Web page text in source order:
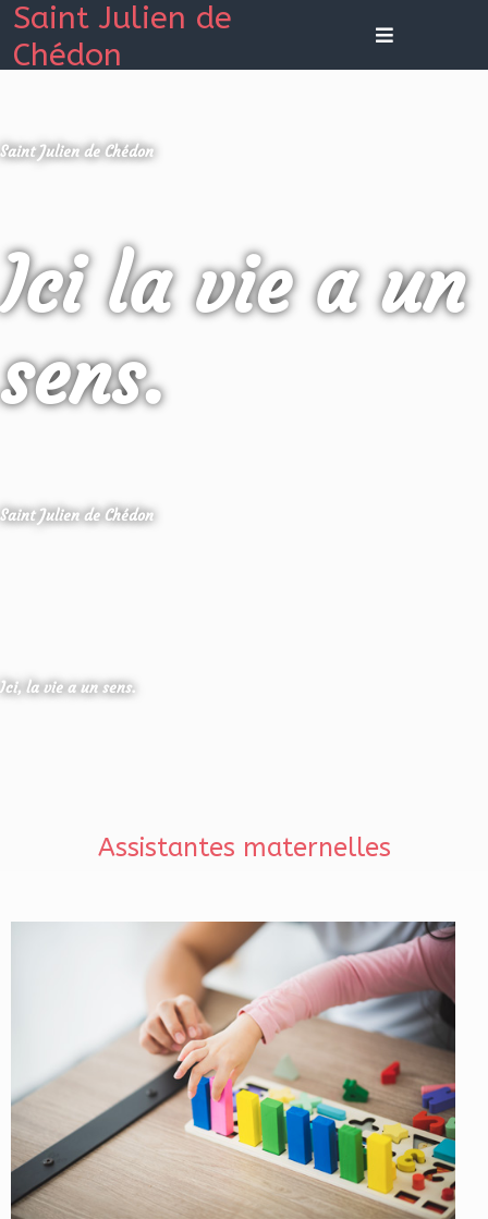
Saint Julien de
Chédon
Saint Julien de Chédon
Ici la vie a un
sens.
Saint Julien de Chédon
Ici, la vie a un sens.
Assistantes maternelles